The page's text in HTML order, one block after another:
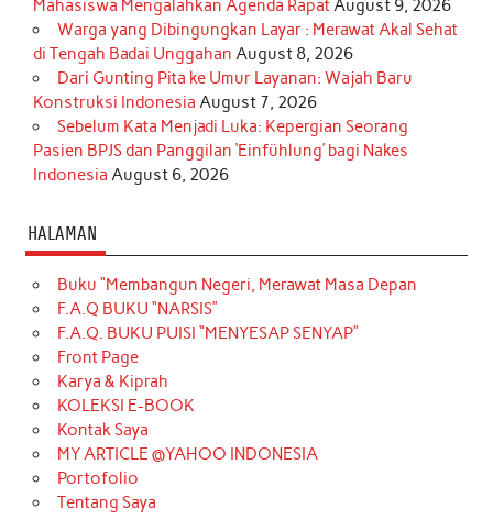
Mahasiswa Mengalahkan Agenda RapatAugust 9, 2026
Warga yang Dibingungkan Layar : Merawat Akal Sehat
di Tengah Badai Unggahan August 8, 2026
Dari Gunting Pita ke Umur Layanan: Wajah Baru
Konstruksi Indonesia August 7, 2026
Sebelum Kata Menjadi Luka: Kepergian Seorang
Pasien BPJS dan Panggilan ‘Einfühlung’ bagi Nakes
Indonesia August 6, 2026
HALAMAN
Buku “Membangun Negeri, Merawat Masa Depan
F.A.Q BUKU “NARSIS”
F.A.Q. BUKU PUISI “MENYESAP SENYAP”
Front Page
Karya & Kiprah
KOLEKSI E-BOOK
Kontak Saya
MY ARTICLE @YAHOO INDONESIA
Portofolio
Tentang Saya